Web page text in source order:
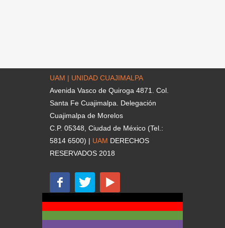
UAM | UNIDAD CUAJIMALPA
Avenida Vasco de Quiroga 4871. Col.
Santa Fe Cuajimalpa. Delegación
Cuajimalpa de Morelos
C.P. 05348, Ciudad de México (Tel.:
5814 6500) | UAM DERECHOS
RESERVADOS 2018